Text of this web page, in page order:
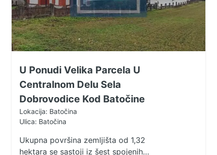
U Ponudi Velika Parcela U
Centralnom Delu Sela
Dobrovodice Kod Batočine
Lokacija: Batočina
Ulica: Batočina
Ukupna površina zemljišta od 1,32
hektara se sastoji iz šest spojenih